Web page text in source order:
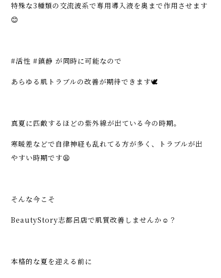
特殊な3種類の交流波系で専用導入液を奥まで作用させます
😊
#活性 #鎮静 が同時に可能なので
あらゆる肌トラブルの改善が期待できます🕊
真夏に匹敵するほどの紫外線が出ている今の時期。
寒暖差などで自律神経も乱れてる方が多く、トラブルが出
やすい時期です😫
そんな今こそ
BeautyStory志都呂店で肌質改善しませんか☺️？
本格的な夏を迎える前に